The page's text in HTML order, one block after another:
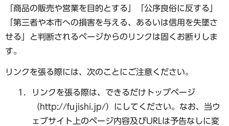
「商品の販売や営業を目的とする」「公序良俗に反する」
「第三者や本市への損害を与える、あるいは信用を失墜さ
せる」と判断されるページからのリンクは固くお断りしま
す。
リンクを張る際には、次のことにご注意ください。
リンクを張る際は、できるだけトップページ
（http://fujishi.jp/）にしてください。なお、当ウ
ェブサイト上のページ内容及びURLは予告なしに変